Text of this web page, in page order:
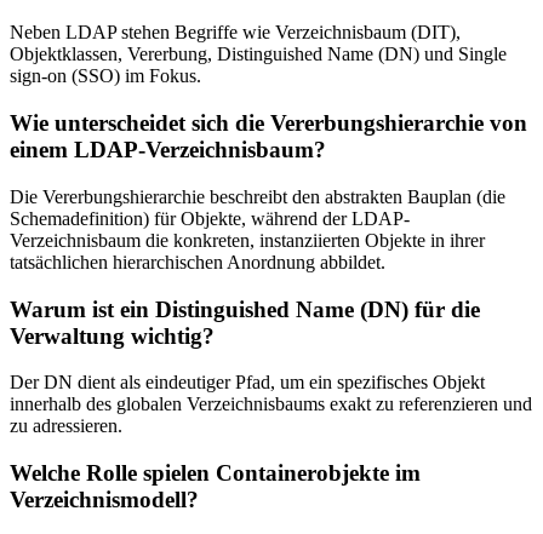
Neben LDAP stehen Begriffe wie Verzeichnisbaum (DIT),
Objektklassen, Vererbung, Distinguished Name (DN) und Single
sign-on (SSO) im Fokus.
Wie unterscheidet sich die Vererbungshierarchie von
einem LDAP-Verzeichnisbaum?
Die Vererbungshierarchie beschreibt den abstrakten Bauplan (die
Schemadefinition) für Objekte, während der LDAP-
Verzeichnisbaum die konkreten, instanziierten Objekte in ihrer
tatsächlichen hierarchischen Anordnung abbildet.
Warum ist ein Distinguished Name (DN) für die
Verwaltung wichtig?
Der DN dient als eindeutiger Pfad, um ein spezifisches Objekt
innerhalb des globalen Verzeichnisbaums exakt zu referenzieren und
zu adressieren.
Welche Rolle spielen Containerobjekte im
Verzeichnismodell?